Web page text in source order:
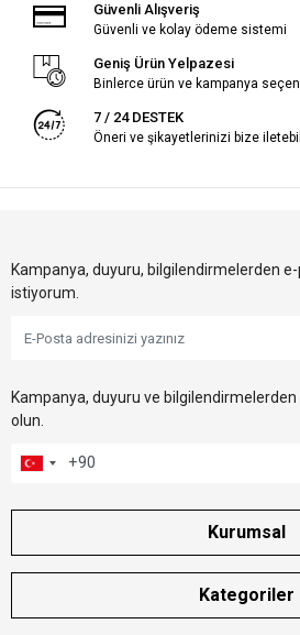
Güvenli Alışveriş
Güvenli ve kolay ödeme sistemi
Geniş Ürün Yelpazesi
Binlerce ürün ve kampanya
7 / 24 DESTEK
Öneri ve şikayetlerinizi bize
Kampanya, duyuru, bilgilendirmelerden
istiyorum.
Kampanya, duyuru ve
olun.
Kurumsal
Kategoriler